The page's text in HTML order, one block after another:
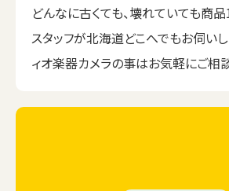
どんなに古くても、壊れていても商
スタッフが北海道どこへでもお伺い
ィオ楽器カメラの事はお気軽にご相